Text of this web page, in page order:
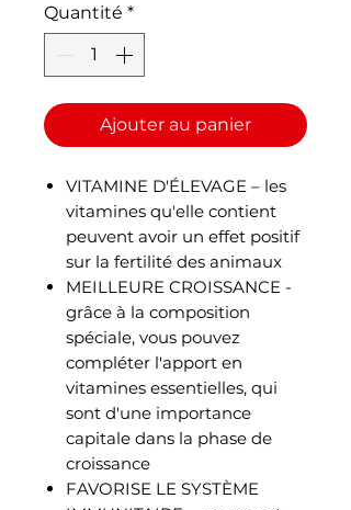
Quantité *
Ajouter au panier
VITAMINE D'ÉLEVAGE – les
vitamines qu'elle contient
peuvent avoir un effet positif
sur la fertilité des animaux
MEILLEURE CROISSANCE -
grâce à la composition
spéciale, vous pouvez
compléter l'apport en
vitamines essentielles, qui
sont d'une importance
capitale dans la phase de
croissance
FAVORISE LE SYSTÈME